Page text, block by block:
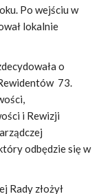
Po wejściu w
lokalnie
o
73.
i Rewizji
odbędzie się w
Rady złożył